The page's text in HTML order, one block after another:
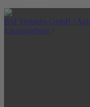
BSI Vertriebs GmbH |
Einsatzgebiete